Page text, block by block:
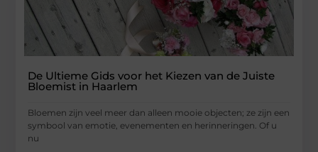
De Ultieme Gids voor het Kiezen van de Juiste
Bloemist in Haarlem
Bloemen zijn veel meer dan alleen mooie objecten; ze zijn een
symbool van emotie, evenementen en herinneringen. Of u
nu